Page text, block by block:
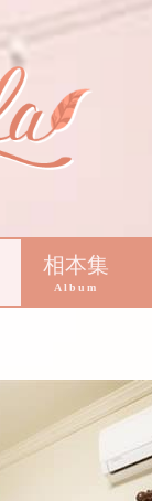
相本集
Album